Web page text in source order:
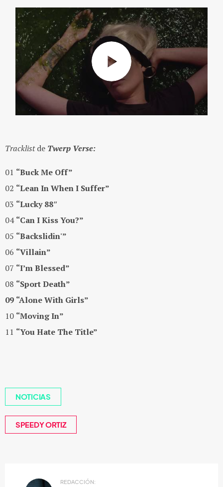
Tracklistde Twerp Verse:
01 “Buck Me Off”
02 “Lean In When I Suffer”
03 “Lucky 88″
04“Can I Kiss You?”
05 “Backslidin'”
06 “Villain”
07 “I’m Blessed”
08 “Sport Death”
09 “Alone With Girls”
10 “Moving In”
11 “You Hate The Title”
NOTICIAS
SPEEDY ORTIZ
REDACCIÓN: